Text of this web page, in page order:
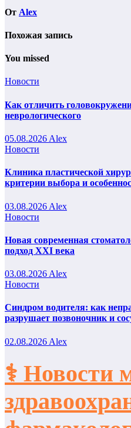
От Alex
Похожая запись
You missed
Новости
Как отличить
неврологического
05.08.2026 Alex
Новости
Клиника пластической
критерии выбора и
03.08.2026 Alex
Новости
Новая современная
подход XXI века
03.08.2026 Alex
Новости
Синдром водителя: как
разрушает позвоночник и
02.08.2026 Alex
⚕️ Новости